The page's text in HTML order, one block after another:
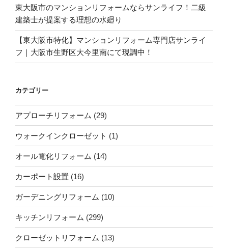
東大阪市のマンションリフォームならサンライフ！二級
建築士が提案する理想の水廻り
【東大阪市特化】マンションリフォーム専門店サンライ
フ｜大阪市生野区大今里南にて現調中！
カテゴリー
アプローチリフォーム (29)
ウォークインクローゼット (1)
オール電化リフォーム (14)
カーポート設置 (16)
ガーデニングリフォーム (10)
キッチンリフォーム (299)
クローゼットリフォーム (13)